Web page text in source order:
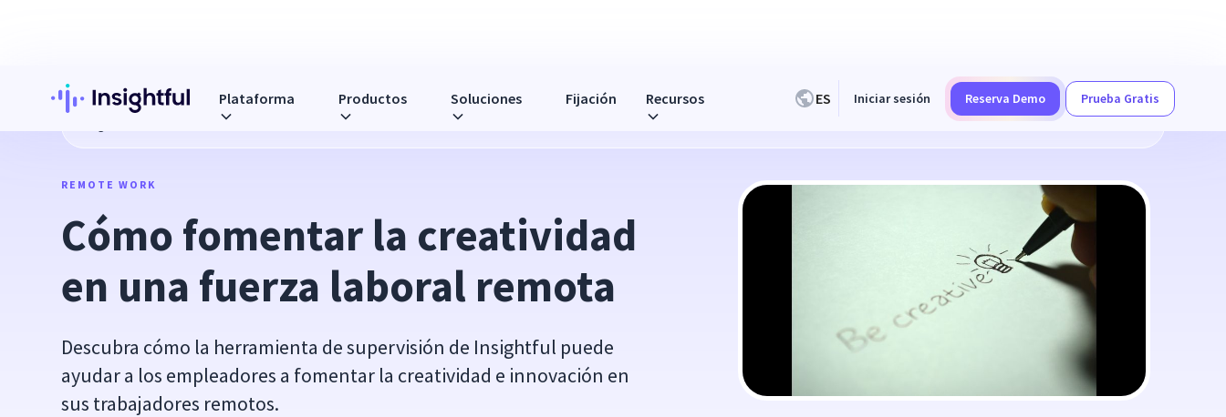
Plataforma Productos Soluciones Fijación Recursos ES Iniciar sesión Reserva Demo
Prueba Gratis
Cómo fomentar la creatividad en una fuerza laboral remota
REMOTE WORK
Cómo fomentar la creatividad
en una fuerza laboral remota
Descubra cómo la herramienta de supervisión de Insightful puede
ayudar a los empleadores a fomentar la creatividad e innovación en
sus trabajadores remotos.